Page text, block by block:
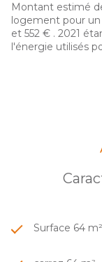
Montant estimé
logement pour
et 552 € . 2021
l'énergie utilisés
Surface 64 m²